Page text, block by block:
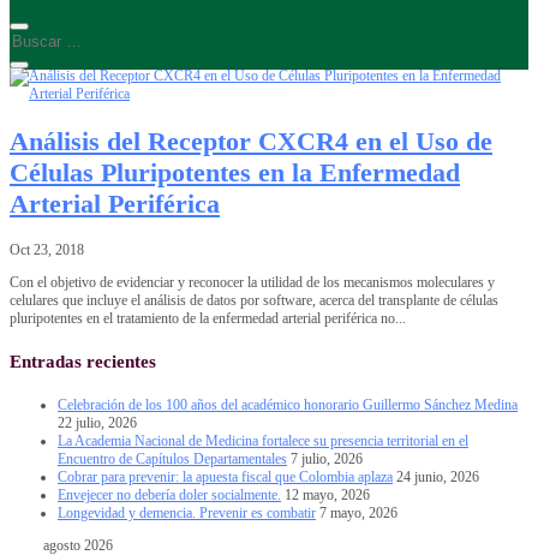
Análisis del Receptor CXCR4 en el Uso de
Células Pluripotentes en la Enfermedad
Arterial Periférica
Oct 23, 2018
Con el objetivo de evidenciar y reconocer la utilidad de los mecanismos moleculares y
celulares que incluye el análisis de datos por software, acerca del transplante de células
pluripotentes en el tratamiento de la enfermedad arterial periférica no...
Entradas recientes
Celebración de los 100 años del académico honorario Guillermo Sánchez Medina
22 julio, 2026
La Academia Nacional de Medicina fortalece su presencia territorial en el
Encuentro de Capítulos Departamentales 7 julio, 2026
Cobrar para prevenir: la apuesta fiscal que Colombia aplaza 24 junio, 2026
Envejecer no debería doler socialmente. 12 mayo, 2026
Longevidad y demencia. Prevenir es combatir 7 mayo, 2026
agosto 2026